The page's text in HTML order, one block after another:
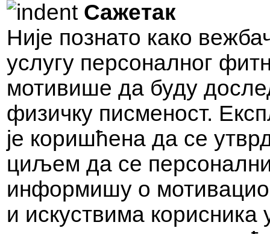
Сажетак
Није познато како
услугу персоналног
мотивише да буду
физичку писменост.
је коришћена да се
циљем да се
информишу о
и искуствима